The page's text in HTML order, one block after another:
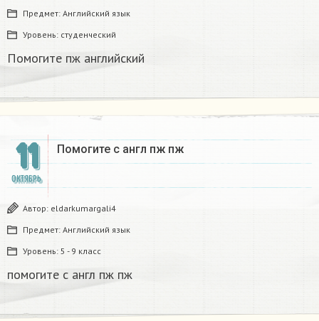
Предмет: Английский язык
Уровень: студенческий
Помогите пж английский
11
ОКТЯБРЬ
Помогите с англ пж пж ​
Автор: eldarkumargali4
Предмет: Английский язык
Уровень: 5 - 9 класс
помогите с англ пж пж ​